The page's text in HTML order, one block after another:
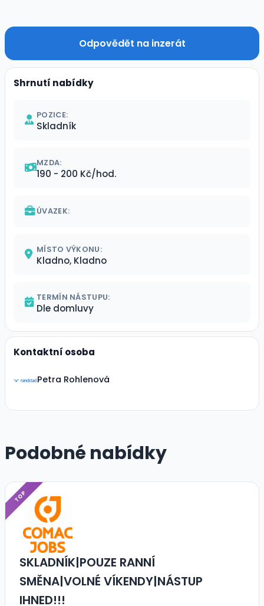
Odpovědět na inzerát
Shrnutí nabídky
POZICE:
Skladník
MZDA:
190 - 200 Kč/hod.
ÚVAZEK:
MÍSTO VÝKONU:
Kladno, Kladno
TERMÍN NÁSTUPU:
Dle domluvy
Kontaktní osoba
Petra Rohlenová
Podobné nabídky
TOP
SKLADNÍK|POUZE RANNÍ
SMĚNA|VOLNÉ VÍKENDY|NÁSTUP
IHNED!!!